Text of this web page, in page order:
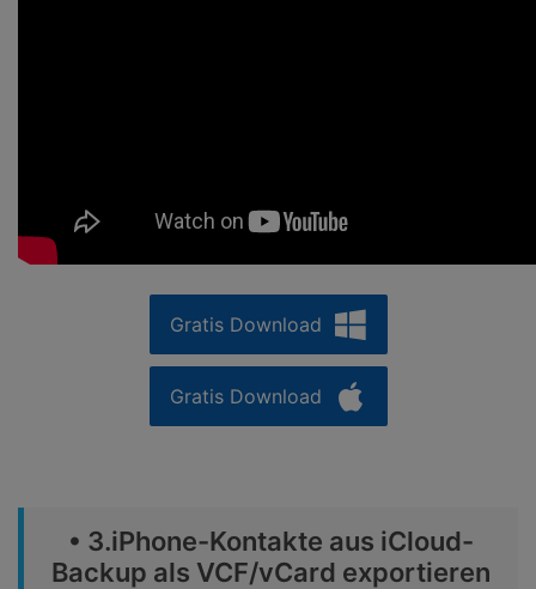
Gratis Download
Gratis Download
• 3.iPhone-Kontakte aus iCloud-
Backup als VCF/vCard exportieren